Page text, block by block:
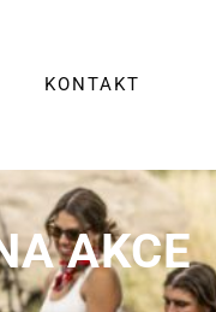
KONTAKT
AKCE